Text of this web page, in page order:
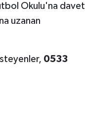
Okulu'na davet
uzanan
0533